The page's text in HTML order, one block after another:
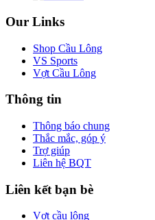
Our Links
Shop Cầu Lông
VS Sports
Vợt Cầu Lông
Thông tin
Thông báo chung
Thắc mắc, góp ý
Trợ giúp
Liên hệ BQT
Liên kết bạn bè
Vợt cầu lông